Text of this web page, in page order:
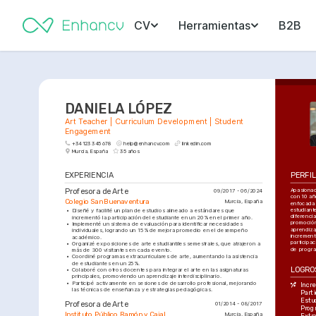
CV Herramientas B2B
DANIELA LÓPEZ
Art Teacher | Curriculum Development | Student
Engagement
+34 123 345 678 help@enhancv.com linkedin.com
Murcia, España 35 años
EXPERIENCIA
Profesora de Arte
09/2017 - 06/2024
Colegio San Buenaventura
Murcia, España
•
Diseñé y facilité un plan de estudios alineado a estándares que
incrementó la participación del estudiante en un 20% en el primer año.
•
Implementé un sistema de evaluación para identificar necesidades
individuales, logrando un 15% de mejora promedio en el desempeño
académico.
• Organizé exposiciones de arte estudiantiles semestrales, que atrajeron a
más de 300 visitantes en cada evento.
• Coordiné programas extracurriculares de arte, aumentando la asistencia
de estudiantes en un 25%.
• Colaboré con otros docentes para integrar el arte en las asignaturas
principales, promoviendo un aprendizaje interdisciplinario.
• Participé activamente en sesiones de desarrollo profesional, mejorando
las técnicas de enseñanza y estrategias pedagógicas.
Profesora de Arte 01/2014 - 08/2017
Murcia, España
con 10
enfocada
de